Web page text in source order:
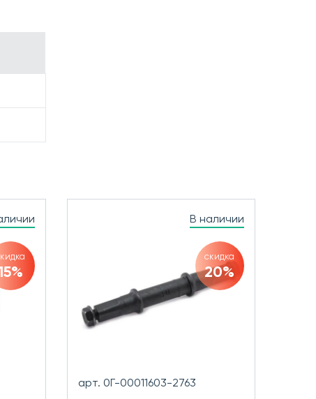
В наличии
скидка
20%
арт. 0Г-00011603-2763